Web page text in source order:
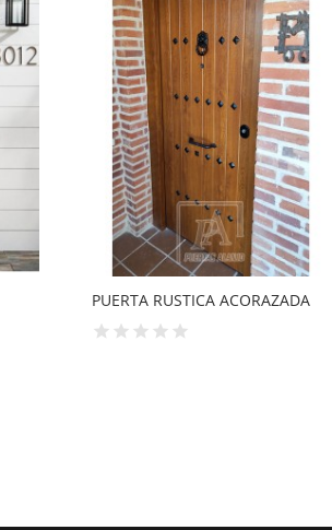
PUERTA RUSTICA BLANCA LACADA